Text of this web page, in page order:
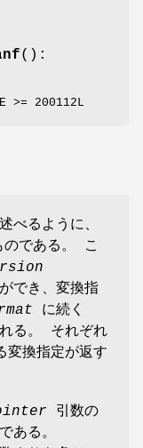
():
>= 200112L
るように、
のである。 こ
でき、変換指
に続く
る。 それぞれ
変換指定が返す
引数の
ある。